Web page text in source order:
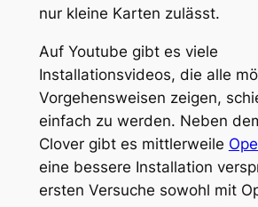
nur kleine Karten zulässt.
Auf Youtube gibt es viele
Installationsvideos, die alle
Vorgehensweisen zeigen,
einfach zu werden. Neben
Clover gibt es mittlerweile
eine bessere Installation
ersten Versuche sowohl mit